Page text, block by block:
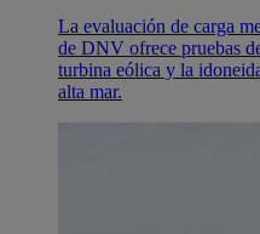
La evaluación de carga
de DNV ofrece pruebas
turbina eólica y la
alta mar.